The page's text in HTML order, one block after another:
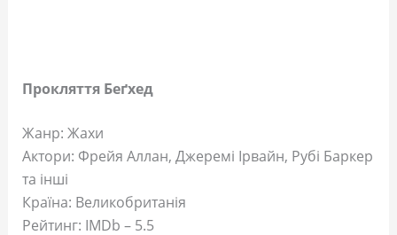
Прокляття Беґхед
Жанр: Жахи
Актори: Фрейя Аллан, Джеремі Ірвайн, Рубі Баркер
та інші
Країна: Великобританія
Рейтинг: IMDb – 5.5